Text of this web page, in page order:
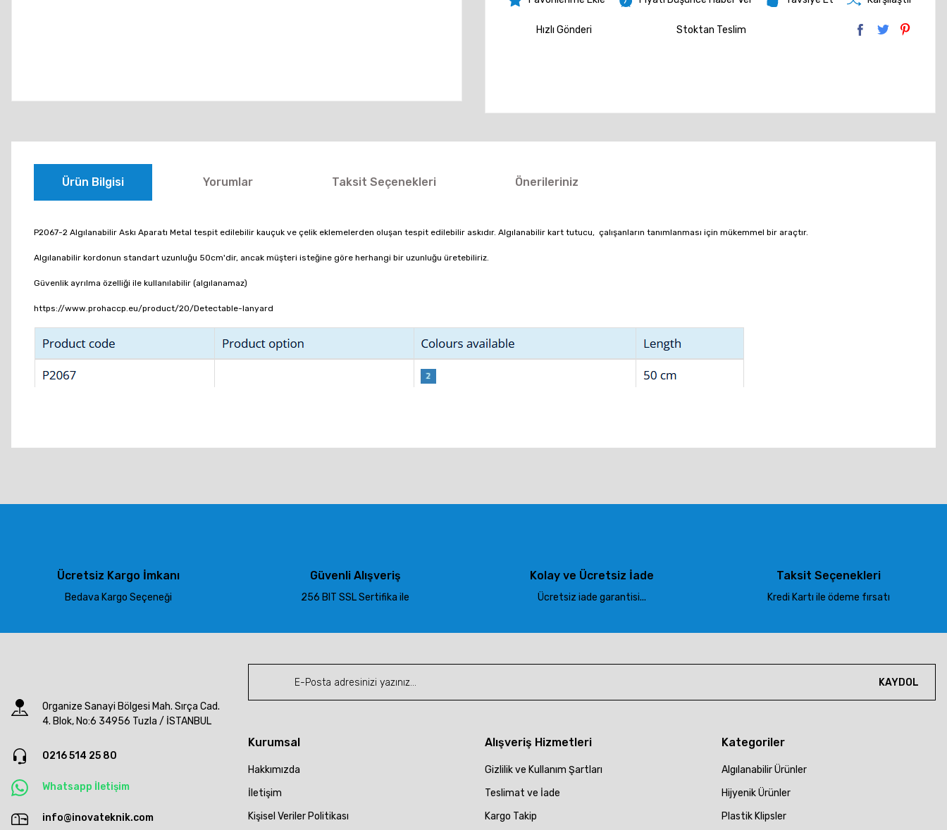
Hızlı Gönderi Stoktan Teslim
Ürün Bilgisi Yorumlar Taksit Seçenekleri Önerileriniz
P2067-2 Algılanabilir Askı Aparatı Metal tespit edilebilir kauçuk ve çelik eklemelerden oluşan tespit edilebilir askıdır. Algılanabilir kart tutucu, çalışanların tanımlanması için mükemmel bir araçtır.
Algılanabilir kordonun standart uzunluğu 50cm'dir, ancak müşteri isteğine göre herhangi bir uzunluğu üretebiliriz.
Güvenlik ayrılma özelliği ile kullanılabilir (algılanamaz)
https://www.prohaccp.eu/product/20/Detectable-lanyard
Ürün resmi kalitesiz, bozuk veya görüntülenemiyor.
Bu ürüne benzer farklı alternatifler olmalı.
Ücretsiz Kargo İmkanı
Bedava Kargo Seçeneği
Güvenli Alışveriş
256 BIT SSL Sertifika ile
Kolay ve Ücretsiz İade
Ücretsiz iade garantisi...
Taksit Seçenekleri
Kredi Kartı ile ödeme fırsatı
Organize Sanayi Bölgesi Mah. Sırça Cad.
4. Blok, No:6 34956 Tuzla / İSTANBUL
0216 514 25 80
Whatsapp İletişim
info@inovateknik.com
KAYDOL
Kurumsal
Hakkımızda
İletişim
Kişisel Veriler Politikası
Alışveriş Hizmetleri
Gizlilik ve Kullanım Şartları
Teslimat ve İade
Kargo Takip
Kategoriler
Algılanabilir Ürünler
Hijyenik Ürünler
Plastik Klipsler